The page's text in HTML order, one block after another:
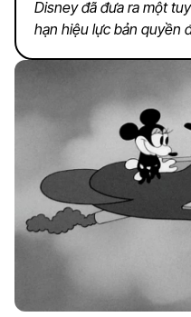
Disney đã đưa ra một
hạn hiệu lực bản quyền